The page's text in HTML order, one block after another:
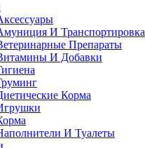
И Транспортировка
Препараты
И Добавки
Корма
И Туалеты